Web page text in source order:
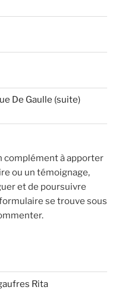
De Gaulle (suite)
complément à apporter
ou un témoignage,
et de poursuivre
se trouve sous
Rita